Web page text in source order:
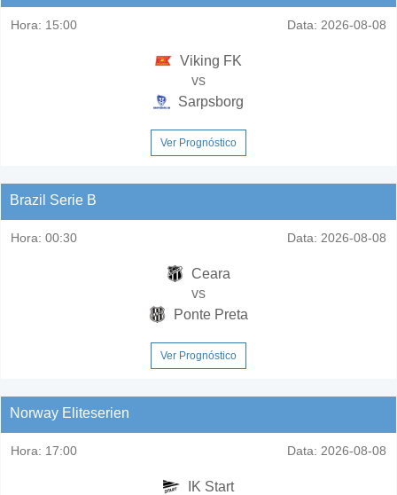
Hora: 15:00 Data: 2026-08-08
Viking FK
vs
Sarpsborg
Ver Prognóstico
Brazil Serie B
Hora: 00:30 Data: 2026-08-08
Ceara
vs
Ponte Preta
Ver Prognóstico
Norway Eliteserien
Hora: 17:00 Data: 2026-08-08
IK Start